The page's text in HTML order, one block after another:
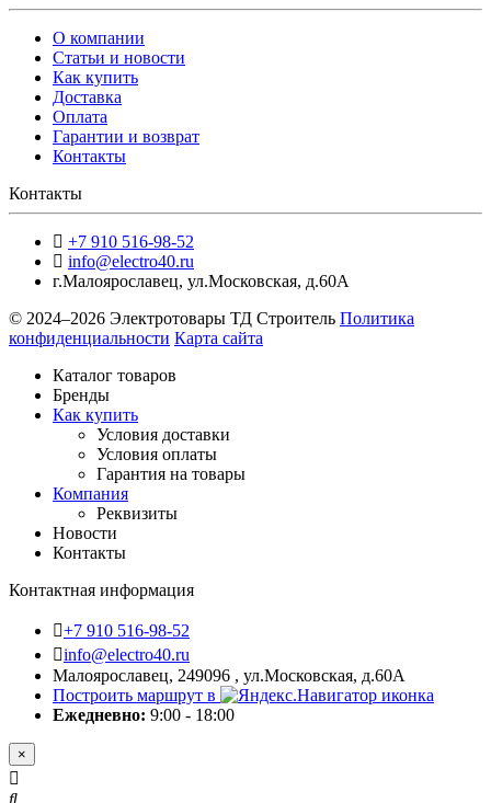
О компании
Статьи и новости
Как купить
Доставка
Оплата
Гарантии и возврат
Контакты
Контакты
+7 910 516-98-52
info@electro40.ru
г.Малоярославец, ул.Московская, д.60А
© 2024–2026 Электротовары ТД Строитель Политика
конфиденциальности Карта сайта
Каталог товаров
Бренды
Как купить
Условия доставки
Условия оплаты
Гарантия на товары
Компания
Реквизиты
Новости
Контакты
Контактная информация
+7 910 516-98-52
info@electro40.ru
Малоярославец, 249096 , ул.Московская, д.60А
Построить маршрут в
Ежедневно: 9:00 - 18:00
×